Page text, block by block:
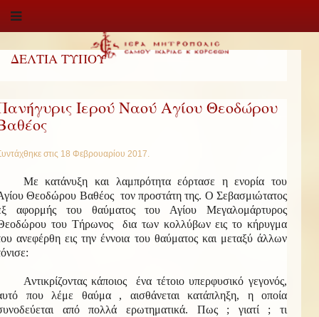
ΔΕΛΤΙΑ ΤΥΠΟΥ
Ιερού Ναού Αγίου Θεοδώρου
στις 18 Φεβρουαρίου 2017.
Με κατάνυξη και λαμπρότητα εόρτασε η ενορία του
Θεοδώρου Βαθέος τον προστάτη της. Ο Σεβασμιώτατος
αφορμής του θαύματος του Αγίου Μεγαλομάρτυρος
του Τήρωνος δια των κολλύβων εις το κήρυγμα
ανεφέρθη εις την έννοια του θαύματος και μεταξύ άλλων
Αντικρίζοντας κάποιος ένα τέτοιο υπερφυσικό γεγονός,
που λέμε θαύμα , αισθάνεται κατάπληξη, η οποία
από πολλά ερωτηματικά. Πως ; γιατί ; τι